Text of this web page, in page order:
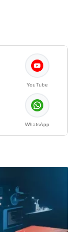
YouTube
WhatsApp